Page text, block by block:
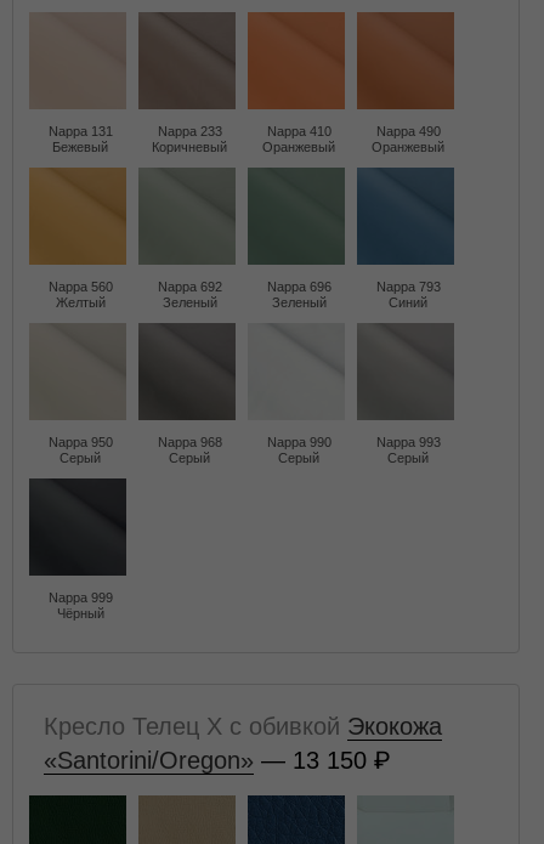
Nappa 131
Бежевый
Nappa 233
Коричневый
Nappa 410
Оранжевый
Nappa 490
Оранжевый
Nappa 560
Желтый
Nappa 692
Зеленый
Nappa 696
Зеленый
Nappa 793
Синий
Nappa 950
Серый
Nappa 968
Серый
Nappa 990
Серый
Nappa 993
Серый
Nappa 999
Чёрный
Кресло Телец X с обивкой Экокожа
«Santorini/Oregon» — 13 150